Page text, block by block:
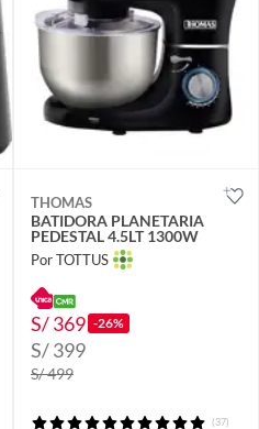
THOMAS
BATIDORA PLANETARIA
PEDESTAL 4.5LT 1300W
Por TOTTUS
S/ 369 -26%
S/ 399
S/ 499
(37)